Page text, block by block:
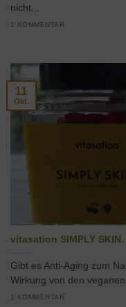
nicht...
1 KOMMENTAR
vitasation SIMPLY
Gibt es Anti-Aging zum
Wirkung von den veganen
1 KOMMENTAR
11
Okt.